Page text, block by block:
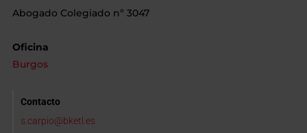
Abogado Colegiado nº 3047
Oficina
Burgos
Contacto
s.carpio@bketl.es